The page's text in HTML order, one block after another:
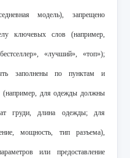
модель), запрещено
ключевых слов (например,
«лучший», «топ»);
заполнены по пунктам и
(например, для одежды должны
груди, длина одежды; для
мощность, тип разъема),
или предоставление